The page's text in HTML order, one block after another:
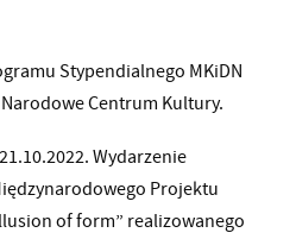
Stypendialnego MKiDN
Centrum Kultury.
Wydarzenie
Projektu
of form” realizowanego